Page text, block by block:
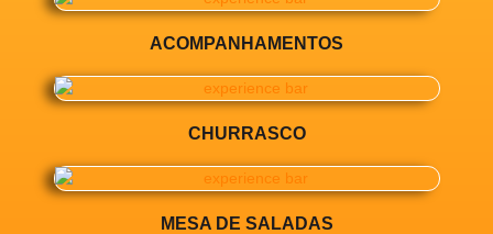
ACOMPANHAMENTOS
CHURRASCO
MESA DE SALADAS